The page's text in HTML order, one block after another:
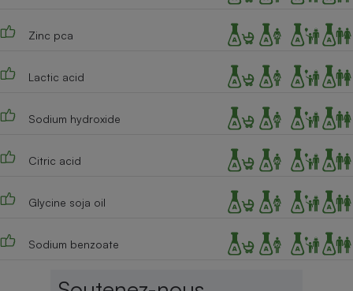
Zinc pca
Lactic acid
Sodium hydroxide
Citric acid
Glycine soja oil
Sodium benzoate